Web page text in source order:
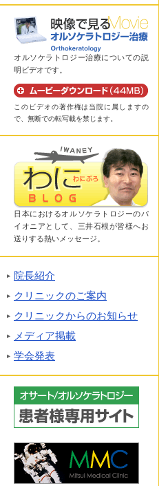
オルソケラトロジー治療についての説
明ビデオです。
このビデオの著作権は当院に属しますの
で、無断での転写載を禁じます。
日本におけるオルソケラトロジーのパ
イオニアとして、三井石根が皆様へお
送りする熱いメッセージ。
院長紹介
クリニックのご案内
クリニックからのお知らせ
メディア掲載
学会発表